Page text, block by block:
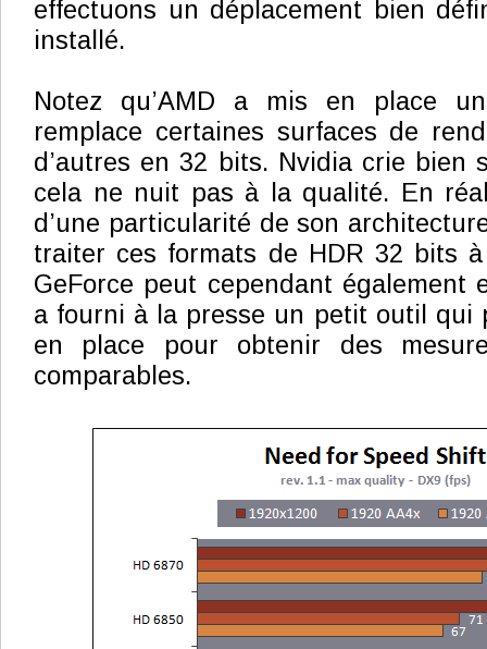
effectuons un déplacement bien
installé.
Notez qu’AMD a mis en place
remplace certaines surfaces de
d’autres en 32 bits. Nvidia crie bien
cela ne nuit pas à la qualité. En
d’une particularité de son
traiter ces formats de HDR 32 bits
GeForce peut cependant également
a fourni à la presse un petit outil qui
en place pour obtenir des
comparables.